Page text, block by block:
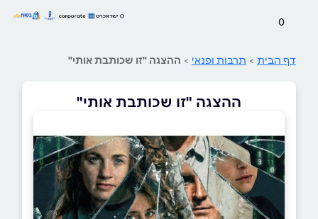
0
דף הבית > תרבות ופנאי > ההצגה "זו שכותבת אותי"
ההצגה "זו שכותבת אותי"